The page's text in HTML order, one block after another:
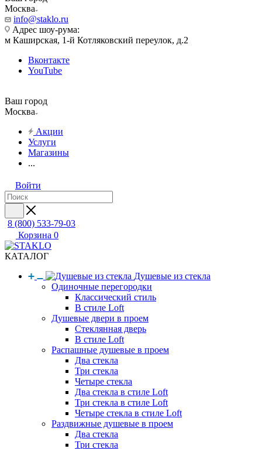
Москва
info@staklo.ru
Адрес шоу-рума:
м Каширская, 1-й Котляковский переулок, д.2
Вконтакте
YouTube
Ваш город
Москва
Акции
Услуги
Магазины
...
Войти
8 (800) 533-79-03
Корзина 0
КАТАЛОГ
Душевые из стекла
Одиночные перегородки
Классический стиль
В стиле Loft
Душевые двери в проем
Стеклянная дверь
В стиле Loft
Распашные душевые в проем
Два стекла
Три стекла
Четыре стекла
Два стекла в стиле Loft
Три стекла в стиле Loft
Четыре стекла в стиле Loft
Раздвижные душевые в проем
Два стекла
Три стекла